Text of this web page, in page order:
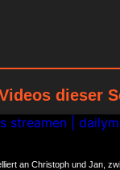
dieser
an Christoph und Jan,